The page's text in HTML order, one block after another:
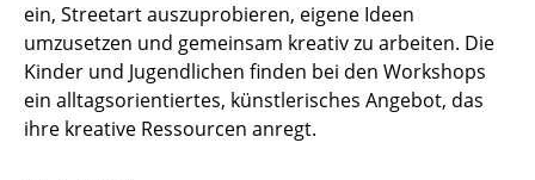
ein, Streetart auszuprobieren, eigene Ideen
umzusetzen und gemeinsam kreativ zu arbeiten. Die
Kinder und Jugendlichen finden bei den Workshops
ein alltagsorientiertes, künstlerisches Angebot, das
ihre kreative Ressourcen anregt.